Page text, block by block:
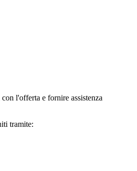
l'offerta e fornire assistenza
tramite: